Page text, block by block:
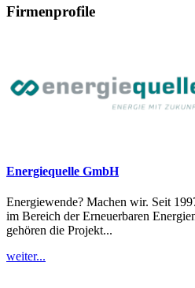
Firmenprofile
Energiequelle GmbH
Energiewende? Machen wir. Seit
im Bereich der Erneuerbaren
gehören die Projekt...
weiter...